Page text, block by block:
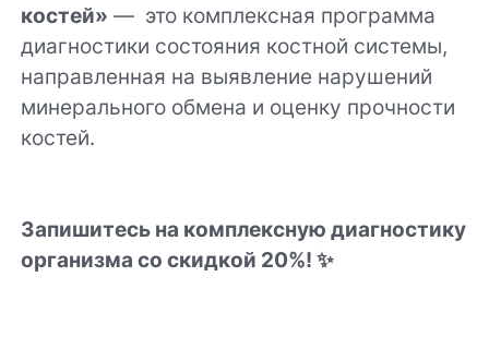
костей» — это комплексная программа
диагностики состояния костной системы,
направленная на выявление нарушений
минерального обмена и оценку прочности
костей.
Запишитесь на комплексную диагностику
организма со скидкой 20%! ✨